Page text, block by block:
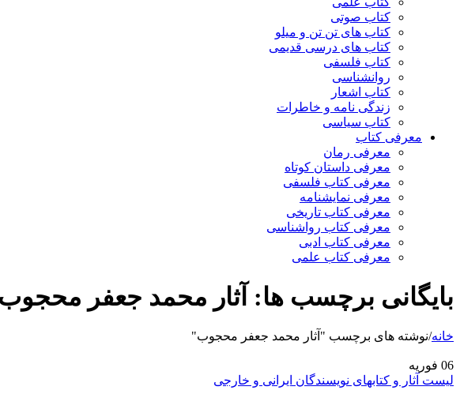
کتاب صوتی
کتاب های تن تن و میلو
کتاب های درسی قدیمی
کتاب فلسفی
روانشناسی
کتاب اشعار
زندگی نامه و خاطرات
کتاب سیاسی
معرفی کتاب
معرفی رمان
معرفی داستان کوتاه
معرفی کتاب فلسفی
معرفی نمایشنامه
معرفی کتاب تاریخی
معرفی کتاب رواشناسی
معرفی کتاب ادبی
معرفی کتاب علمی
بایگانی برچسب ها: آثار محمد جعفر محجوب
خانه/نوشته های برچسب "آثار محمد جعفر محجوب"
06 فوریه
لیست آثار و کتابهای نویسندگان ایرانی و خارجی